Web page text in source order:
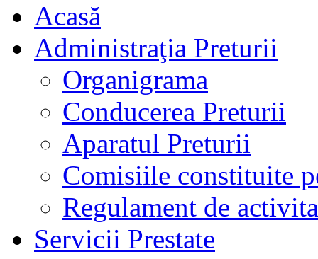
Acasă
Administraţia Preturii
Organigrama
Conducerea Preturii
Aparatul Preturii
Comisiile constituite
Regulament de
Servicii Prestate